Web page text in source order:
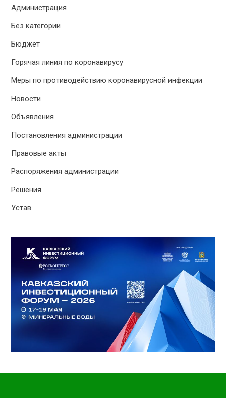
Администрация
Без категории
Бюджет
Горячая линия по коронавирусу
Меры по противодействию коронавирусной инфекции
Новости
Объявления
Постановления администрации
Правовые акты
Распоряжения администрации
Решения
Устав